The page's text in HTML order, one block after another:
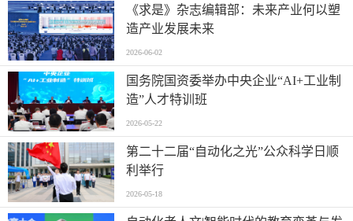
《求是》杂志编辑部：未来产业何以塑
造产业发展未来
2026-06-02
国务院国资委举办中央企业“AI+工业制
造”人才特训班
2026-05-22
第二十二届“自动化之光”公众科学日顺
利举行
2026-05-18